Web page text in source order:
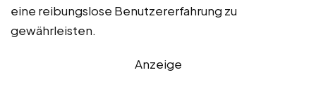
eine reibungslose Benutzererfahrung zu
gewährleisten.
Anzeige